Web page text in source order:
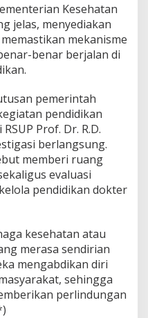
Kesehatan
jelas, menyediakan
mekanisme
benar berjalan di
pemerintah
pendidikan
Prof. Dr. R.D.
berlangsung.
memberi ruang
evaluasi
pendidikan dokter
kesehatan atau
merasa sendirian
mengabdikan diri
sehingga
perlindungan